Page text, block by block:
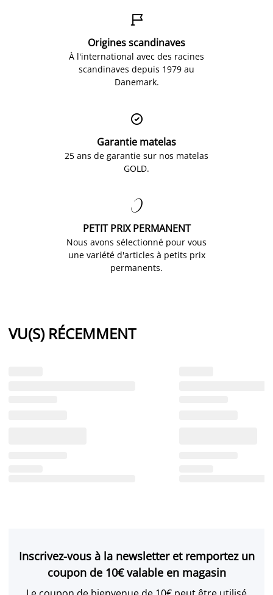

Origines scandinaves
À l'international avec des racines
scandinaves depuis 1979 au
Danemark.

Garantie matelas
25 ans de garantie sur nos matelas
GOLD.

PETIT PRIX PERMANENT
Nous avons sélectionné pour vous
une variété d'articles à petits prix
permanents.
VU(S) RÉCEMMENT
Inscrivez-vous à la newsletter et remportez un
coupon de 10€ valable en magasin